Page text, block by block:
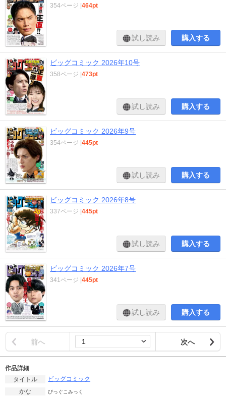
354ページ |464pt
試し読み 購入する
ビッグコミック 2026年10号
358ページ |473pt
試し読み 購入する
ビッグコミック 2026年9号
354ページ |445pt
試し読み 購入する
ビッグコミック 2026年8号
337ページ |445pt
試し読み 購入する
ビッグコミック 2026年7号
341ページ |445pt
試し読み 購入する
前へ 次へ
作品詳細
タイトル
ビッグコミック
かな
びっぐこみっく